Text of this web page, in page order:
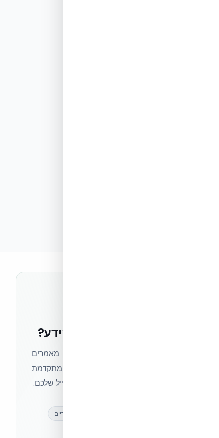
רוצים להישאר בחזית הידע?
הצטרפו לניוזלטר של אקובילד וקבלו מאמרים
מקצועיים, חדשות מעולם הבנייה המתקדמת
ועדכונים בלעדיים — ישירות לתיבת המייל שלכם.
עדכונים בלעדיים